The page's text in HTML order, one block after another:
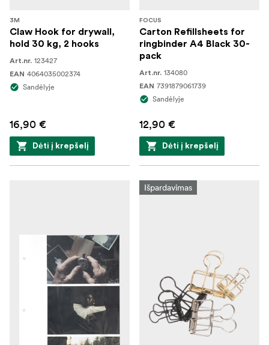
3M
Claw Hook for drywall,
hold 30 kg, 2 hooks
Art.nr. 123427
EAN 4064035002374
Sandėlyje
16,90 €
Dėti į krepšelį
FOCUS
Carton Refillsheets for
ringbinder A4 Black 30-
pack
Art.nr. 134080
EAN 7391879061739
Sandėlyje
12,90 €
Dėti į krepšelį
Išpardavimas